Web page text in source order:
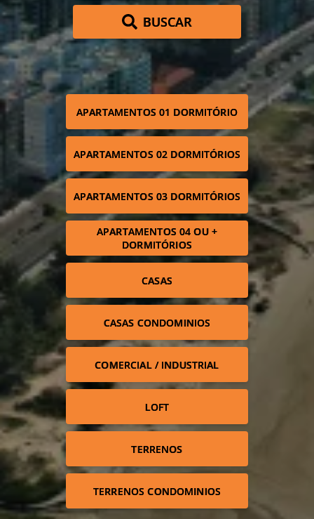
BUSCAR
APARTAMENTOS 01 DORMITÓRIO
APARTAMENTOS 02 DORMITÓRIOS
APARTAMENTOS 03 DORMITÓRIOS
APARTAMENTOS 04 OU +
DORMITÓRIOS
CASAS
CASAS CONDOMINIOS
COMERCIAL / INDUSTRIAL
LOFT
TERRENOS
TERRENOS CONDOMINIOS